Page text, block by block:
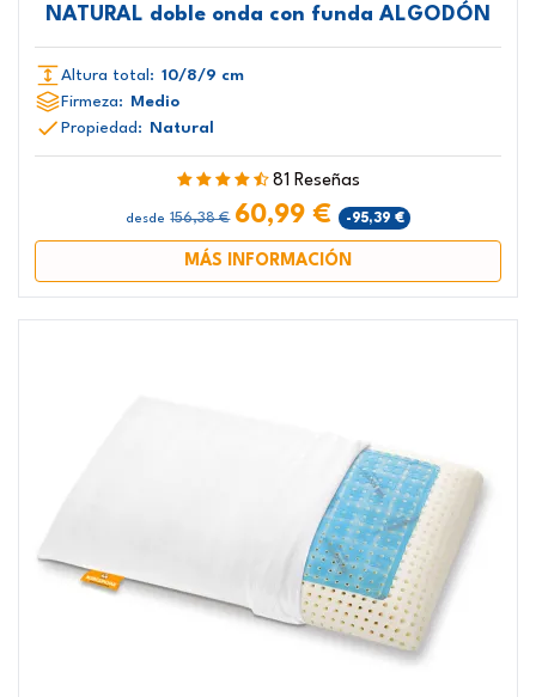
NATURAL doble onda con funda ALGODÓN
Altura total: 10/8/9 cm
Firmeza: Medio
Propiedad: Natural
81 Reseñas
desde 156,38 € 60,99 € -95,39 €
MÁS INFORMACIÓN